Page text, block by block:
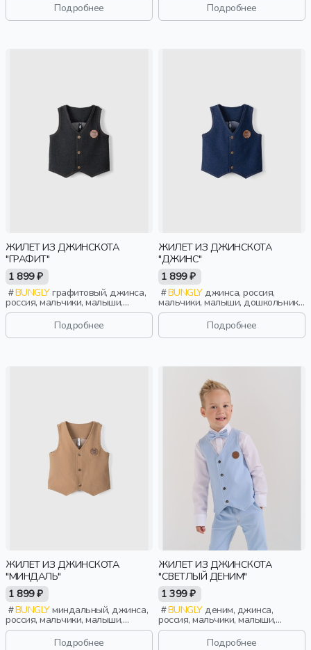
резинка, вязаные, школа,
вышивка, вырез, пояс,
фактурные, девочки, дети
Подробнее школа, свободные, вырез, пояс,
девочки, детиПодробнее
ЖИЛЕТ ИЗ ДЖИНСКОТА
"ГРАФИТ"
1 899 ₽
BUNGLYграфитовый, джинса,
россия, мальчики, малыши,
дошкольники, дети
Подробнее
ЖИЛЕТ ИЗ ДЖИНСКОТА
"ДЖИНС"
1 899 ₽
BUNGLYджинса, россия,
мальчики, малыши, дошкольники,
дети
Подробнее
ЖИЛЕТ ИЗ ДЖИНСКОТА
"МИНДАЛЬ"
1 899 ₽
BUNGLYминдальный, джинса,
россия, мальчики, малыши,
дошкольники, дети
Подробнее
ЖИЛЕТ ИЗ ДЖИНСКОТА
"СВЕТЛЫЙ ДЕНИМ"
1 399 ₽
BUNGLYденим, джинса,
россия, мальчики, малыши,
дошкольники, дети
Подробнее